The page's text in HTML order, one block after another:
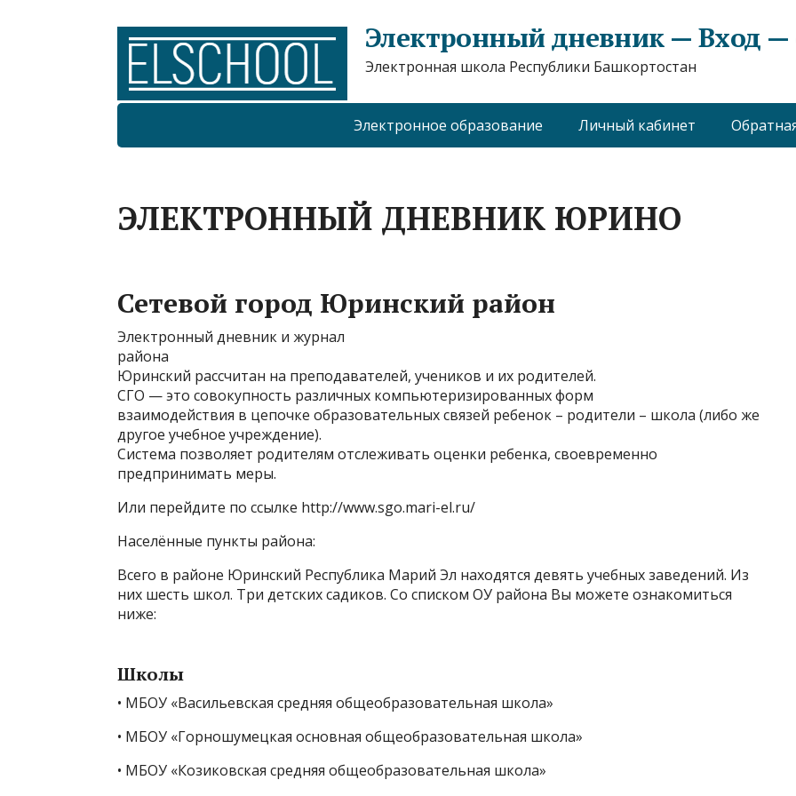
Электронный дневник — Вход —
Электронная школа Республики Башкортостан
Электронное образование Личный кабинет
ЭЛЕКТРОННЫЙ ДНЕВНИК ЮРИНО
Сетевой город Юринский район
Электронный дневник и журнал
района
Юринский рассчитан на преподавателей, учеников и их родителей.
СГО — это совокупность различных компьютеризированных форм
взаимодействия в цепочке образовательных связей ребенок – родители – школа (либо же
другое учебное учреждение).
Система позволяет родителям отслеживать оценки ребенка, своевременно
предпринимать меры.
Или перейдите по ссылке http://www.sgo.mari-el.ru/
Населённые пункты района:
Всего в районе Юринский Республика Марий Эл находятся девять учебных заведений. Из
них шесть школ. Три детских садиков. Со списком ОУ района Вы можете ознакомиться
ниже:
Школы
• МБОУ «Васильевская средняя общеобразовательная школа»
• МБОУ «Горношумецкая основная общеобразовательная школа»
• МБОУ «Козиковская средняя общеобразовательная школа»